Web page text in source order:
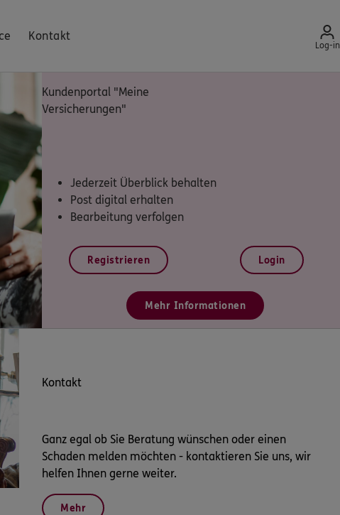
Kontakt
Log-in
Kundenportal "Meine
Versicherungen"
Jederzeit Überblick behalten
Post digital erhalten
Bearbeitung verfolgen
Registrieren Login
Mehr Informationen
Kontakt
Ganz egal ob Sie Beratung wünschen oder einen
Schaden melden möchten - kontaktieren Sie uns, wir
helfen Ihnen gerne weiter.
Mehr